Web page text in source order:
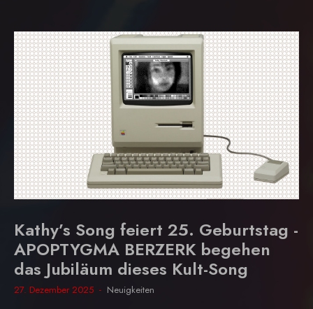
Kathy’s Song feiert 25. Geburtstag -
APOPTYGMA BERZERK begehen
das Jubiläum dieses Kult-Song
27. Dezember 2025 Neuigkeiten